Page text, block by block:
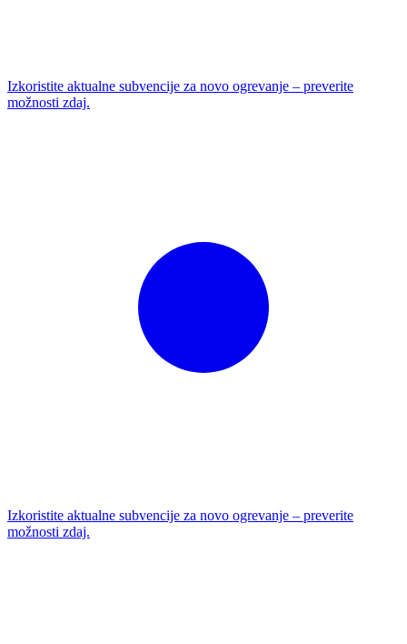
Izkoristite aktualne subvencije za novo ogrevanje – preverite
možnosti zdaj.
Izkoristite aktualne subvencije za novo ogrevanje – preverite
možnosti zdaj.